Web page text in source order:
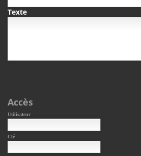
Texte
Accès
Utilisateur
Clé